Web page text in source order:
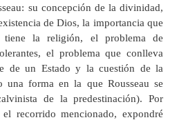
su concepción de la divinidad,
de Dios, la importancia que
la religión, el problema de
el problema que conlleva
de un Estado y la cuestión de la
una forma en la que Rousseau se
de la predestinación). Por
recorrido mencionado, expondré